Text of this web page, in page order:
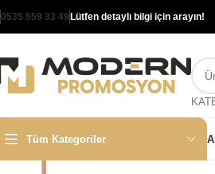
0535 559 33 49 Lütfen detaylı bilgi için arayın!
Tüm Kategoriler